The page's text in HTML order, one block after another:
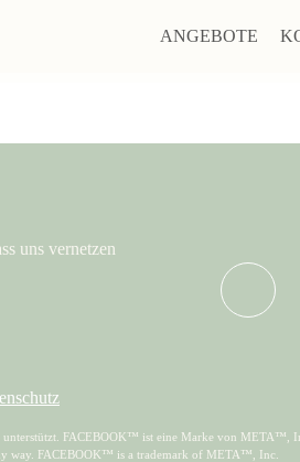
ANGEBOTE
uns vernetzen
FACEBOOK™ ist eine Marke von META™,
way. FACEBOOK™ is a trademark of META™, Inc.